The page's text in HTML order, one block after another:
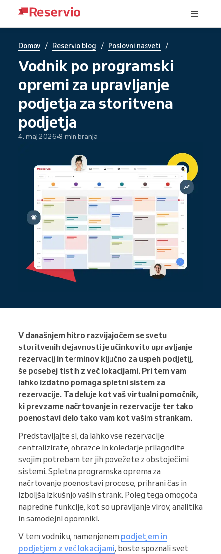
Domov / Reservio blog / Poslovni nasveti /
Vodnik po programski
opremi za upravljanje
podjetja za storitvena
podjetja
4. maj 2026 8 min branja
V današnjem hitro razvijajočem se svetu
storitvenih dejavnosti je učinkovito upravljanje
rezervacij in terminov ključno za uspeh podjetij,
še posebej tistih z več lokacijami. Pri tem vam
lahko izdatno pomaga spletni sistem za
rezervacije. Ta deluje kot vaš virtualni pomočnik,
ki prevzame načrtovanje in rezervacije ter tako
poenostavi delo tako vam kot vašim strankam.
Predstavljajte si, da lahko vse rezervacije
centralizirate, obrazce in koledarje prilagodite
svojim potrebam ter jih povežete z obstoječimi
sistemi. Spletna programska oprema za
načrtovanje poenostavi procese, prihrani čas in
izboljša izkušnjo vaših strank. Poleg tega omogoča
napredne funkcije, kot so upravljanje virov, analitika
in samodejni opomniki.
V tem vodniku, namenjenem podjetjem in
podjetjem z več lokacijami, boste spoznali svet